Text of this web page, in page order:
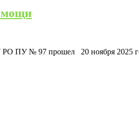
ПУ № 97 прошел 20 ноября 2025